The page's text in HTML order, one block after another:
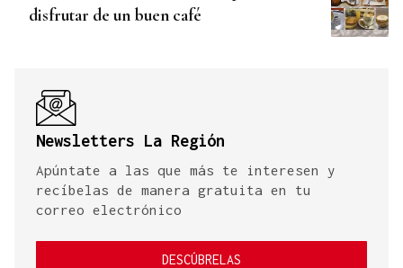
disfrutar de un buen café
Newsletters La Región
Apúntate a las que más te interesen y
recíbelas de manera gratuita en tu
correo electrónico
DESCÚBRELAS